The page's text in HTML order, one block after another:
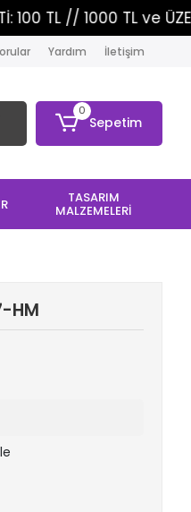
TL ve ÜZERİ
Yardım İletişim
0
Sepetim
TASARIM
MALZEMELERİ
HM